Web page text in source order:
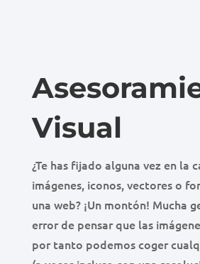
Visual
¿Te has fijado alguna vez en la
imágenes, iconos, vectores o
una web? ¡Un montón! Mucha
error de pensar que las
por tanto podemos coger